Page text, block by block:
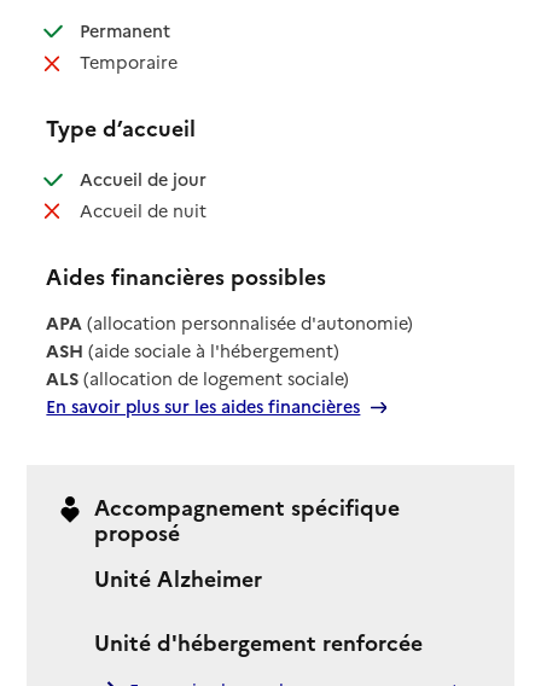
Permanent: disponible
Temporaire: non disponible
Type d’accueil
Accueil de jour: disponible
Accueil de nuit: non disponible
Aides financières possibles
APA (allocation personnalisée d'autonomie)
ASH (aide sociale à l'hébergement)
ALS (allocation de logement sociale)
En savoir plus sur les aides financières
Accompagnement spécifique
proposé
Unité Alzheimer
Unité d'hébergement renforcée